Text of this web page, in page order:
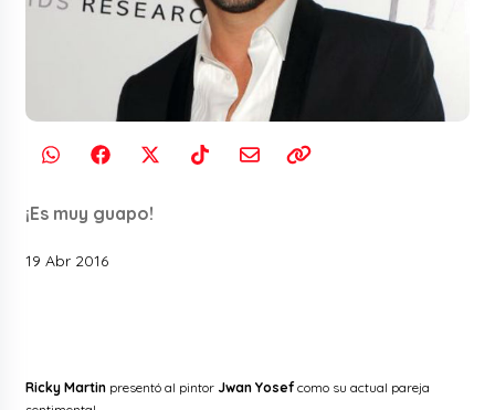
¡Es muy guapo!
19 Abr 2016
Ricky Martin presentó al pintor Jwan Yosefcomo su actual pareja